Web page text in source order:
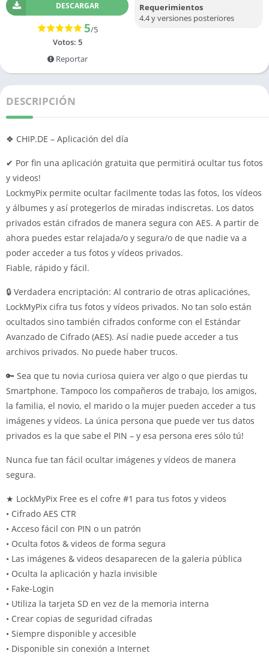
DESCARGAR
5/5
Votos: 5
Reportar
Requerimientos
4.4 y versiones posteriores
DESCRIPCIÓN
❖ CHIP.DE – Aplicación del día
✔ Por fin una aplicación gratuita que permitirá ocultar tus fotos
y videos!
LockmyPix permite ocultar facilmente todas las fotos, los vídeos
y álbumes y así protegerlos de miradas indiscretas. Los datos
privados están cifrados de manera segura con AES. A partir de
ahora puedes estar relajada/o y segura/o de que nadie va a
poder acceder a tus fotos y vídeos privados.
Fiable, rápido y fácil.
🔒 Verdadera encriptación: Al contrario de otras aplicaciónes,
LockMyPix cifra tus fotos y vídeos privados. No tan solo están
ocultados sino también cifrados conforme con el Estándar
Avanzado de Cifrado (AES). Así nadie puede acceder a tus
archivos privados. No puede haber trucos.
🔑 Sea que tu novia curiosa quiera ver algo o que pierdas tu
Smartphone. Tampoco los compañeros de trabajo, los amigos,
la familia, el novio, el marido o la mujer pueden acceder a tus
imágenes y vídeos. La única persona que puede ver tus datos
privados es la que sabe el PIN – y esa persona eres sólo tú!
Nunca fue tan fácil ocultar imágenes y vídeos de manera
segura.
★ LockMyPix Free es el cofre #1 para tus fotos y videos
• Cifrado AES CTR
• Acceso fácil con PIN o un patrón
• Oculta fotos & videos de forma segura
• Las imágenes & videos desaparecen de la galeria pública
• Oculta la aplicación y hazla invisible
• Fake-Login
• Utiliza la tarjeta SD en vez de la memoria interna
• Crear copias de seguridad cifradas
• Siempre disponible y accesible
• Disponible sin conexión a Internet